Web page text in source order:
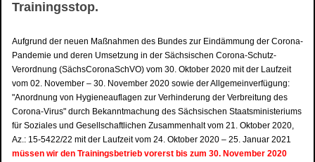
Trainingsstop.
Aufgrund der neuen Maßnahmen des Bundes zur Eindämmung der Corona-
Pandemie und deren Umsetzung in der Sächsischen Corona-Schutz-
Verordnung (SächsCoronaSchVO) vom 30. Oktober 2020 mit der Laufzeit
vom 02. November – 30. November 2020 sowie der Allgemeinverfügung:
"Anordnung von Hygieneauflagen zur Verhinderung der Verbreitung des
Corona-Virus" durch Bekanntmachung des Sächsischen Staatsministeriums
für Soziales und Gesellschaftlichen Zusammenhalt vom 21. Oktober 2020,
Az.: 15-5422/22 mit der Laufzeit vom 24. Oktober 2020 – 25. Januar 2021
müssen wir den Trainingsbetrieb vorerst bis zum 30. November 2020